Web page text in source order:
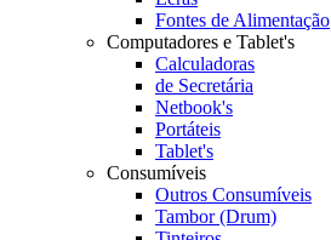
Fontes de Alimentação
Computadores e Tablet's
Calculadoras
de Secretária
Netbook's
Portáteis
Tablet's
Consumíveis
Outros Consumíveis
Tambor (Drum)